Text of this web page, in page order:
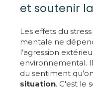
et soutenir
Les effets du
mentale ne
l’agression
environnemental.
du sentiment
situation. C'est le